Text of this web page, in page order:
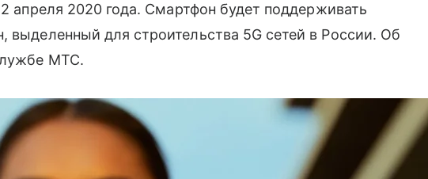
апреля 2020 года. Смартфон будет поддерживать
выделенный для строительства 5G сетей в России. Об
МТС.